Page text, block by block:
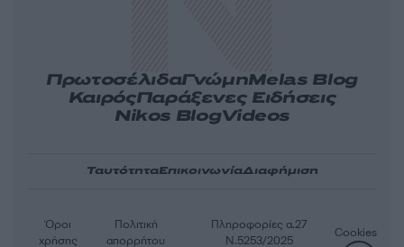
ΠρωτοσέλιδαΓνώμηMelas Blog
ΚαιρόςΠαράξενες Ειδήσεις
Nikos BlogVideos
ΤαυτότηταΕπικοινωνίαΔιαφήμιση
Όροι
χρήσης
Πολιτική
απορρήτου
Πληροφορίες α.27
Ν.5253/2025
Cookies